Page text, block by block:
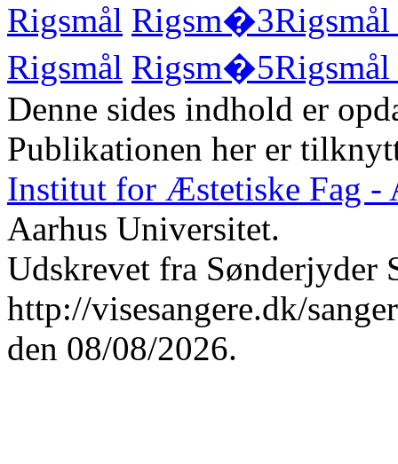
Rigsmål Rigsm�3
Rigsmål Rigsm�5
Denne sides indhold er
Publikationen her er
Institut for Æstetiske Fag -
Aarhus Universitet.
Udskrevet fra Sønderjyder
http://visesangere.dk/
den 08/08/2026.